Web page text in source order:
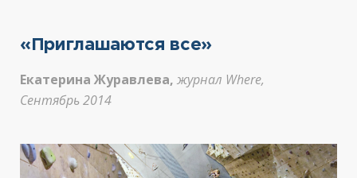
«Приглашаются все»
Екатерина Журавлева, журнал Where,
Сентябрь 2014